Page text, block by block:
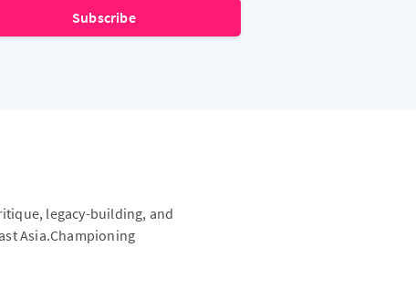
Subscribe
legacy-building, and
Asia.Championing